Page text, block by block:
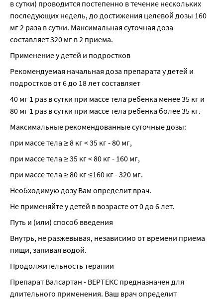
в сутки) проводится постепенно в течение нескольких
последующих недель, до достижения целевой дозы 160
мг 2 раза в сутки. Максимальная суточная доза
составляет 320 мг в 2 приема.
Применение у детей и подростков
Рекомендуемая начальная доза препарата у детей и
подростков от 6 до 18 лет составляет
40 мг 1 раз в сутки при массе тела ребенка менее 35 кг и
80 мг 1 раз в сутки при массе тела ребенка более 35 кг.
Максимальные рекомендованные суточные дозы:
при массе тела ≥ 8 кг < 35 кг - 80 мг,
при массе тела ≥ 35 кг < 80 кг - 160 мг,
при массе тела ≥ 80 кг ≤160 кг - 320 мг.
Необходимую дозу Вам определит врач.
Не применяйте у детей в возрасте от 0 до 6 лет.
Путь и (или) способ введения
Внутрь, не разжевывая, независимо от времени приема
пищи, запивая водой.
Продолжительность терапии
Препарат Валсартан - ВЕРТЕКС предназначен для
длительного применения. Ваш врач определит